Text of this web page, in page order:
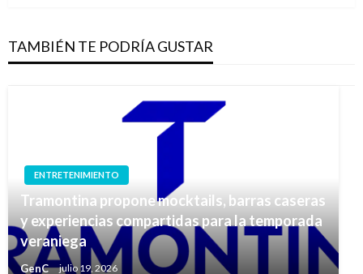
TAMBIÉN TE PODRÍA GUSTAR
ENTRETENIMIENTO
Tramontina propone mocktails, barras caseras
y experiencias compartidas para la temporada
veraniega
GenC julio 19, 2026